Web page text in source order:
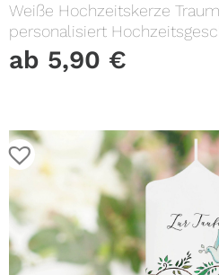
Weiße Hochzeitskerze
personalisiert
ab 5,90 €